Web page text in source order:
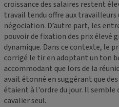
croissance des salaires restent
travail tendu offre aux
négociation. D’autre part, les
pouvoir de fixation des prix élevé
dynamique. Dans ce contexte, le
corrigé le tir en adoptant un ton
accommodant que lors de la
avait étonné en suggérant que
étaient à l'ordre du jour. Il semble
cavalier seul.